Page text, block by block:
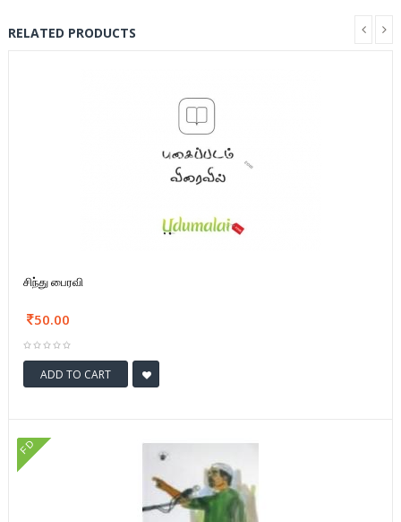
RELATED PRODUCTS
சிந்து பைரவி
50.00
ADD TO CART
FD